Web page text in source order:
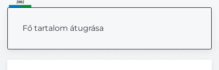
Fő tartalom átugrása